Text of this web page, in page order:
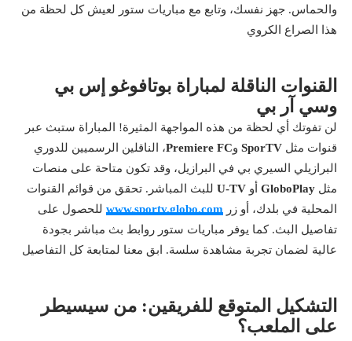
والحماس. جهز نفسك، وتابع مع مباريات ستور لعيش كل لحظة من
هذا الصراع الكروي
القنوات الناقلة لمباراة بوتافوغو إس بي
وسي آر بي
لن تفوتك أي لحظة من هذه المواجهة المثيرة! المباراة ستبث عبر
قنوات مثل SporTVوPremiere FC، الناقلين الرسميين للدوري
البرازيلي السيري بي في البرازيل، وقد تكون متاحة على منصات
مثل GloboPlayأو U-TVللبث المباشر. تحقق من قوائم القنوات
المحلية في بلدك، أو زر www.sportv.globo.comللحصول على
تفاصيل البث. كما يوفر مباريات ستور روابط بث مباشر بجودة
عالية لضمان تجربة مشاهدة سلسة. ابق معنا لمتابعة كل التفاصيل
التشكيل المتوقع للفريقين: من سيسيطر
على الملعب؟